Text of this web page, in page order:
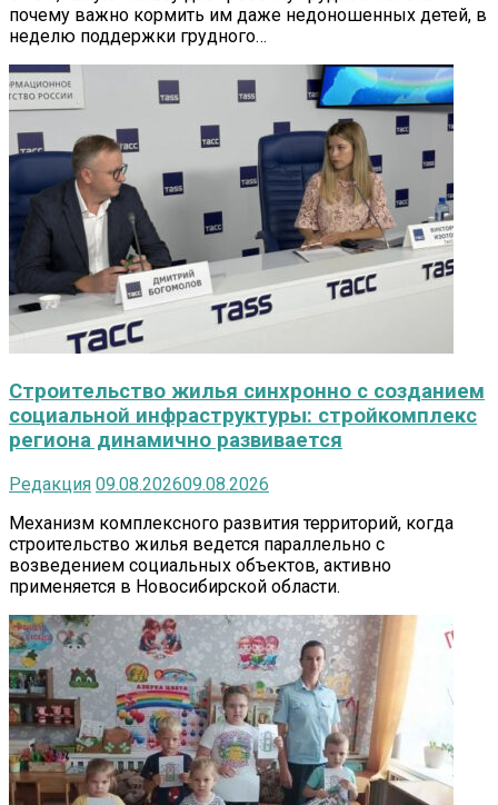
почему важно кормить им даже недоношенных детей, в
неделю поддержки грудного…
Строительство жилья синхронно с созданием
социальной инфраструктуры: стройкомплекс
региона динамично развивается
Редакция 09.08.202609.08.2026
Механизм комплексного развития территорий, когда
строительство жилья ведется параллельно с
возведением социальных объектов, активно
применяется в Новосибирской области.